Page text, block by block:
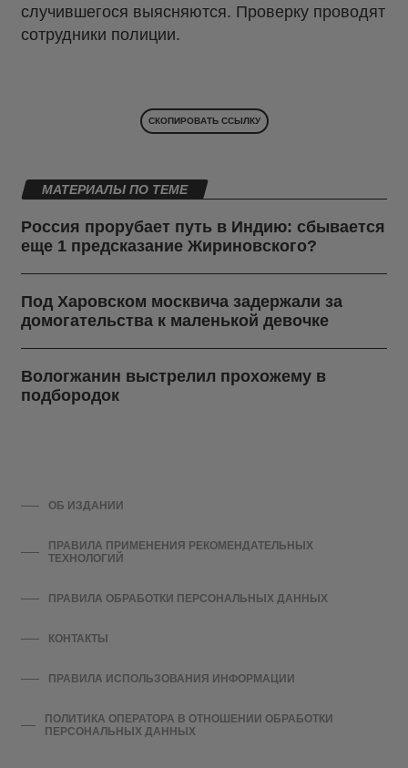
случившегося выясняются. Проверку проводят
сотрудники полиции.
СКОПИРОВАТЬ ССЫЛКУ
МАТЕРИАЛЫ ПО ТЕМЕ
Россия прорубает путь в Индию: сбывается
еще 1 предсказание Жириновского?
Под Харовском москвича задержали за
домогательства к маленькой девочке
Вологжанин выстрелил прохожему в
подбородок
ОБ ИЗДАНИИ
ПРАВИЛА ПРИМЕНЕНИЯ РЕКОМЕНДАТЕЛЬНЫХ
ТЕХНОЛОГИЙ
ПРАВИЛА ОБРАБОТКИ ПЕРСОНАЛЬНЫХ ДАННЫХ
КОНТАКТЫ
ПРАВИЛА ИСПОЛЬЗОВАНИЯ ИНФОРМАЦИИ
ПОЛИТИКА ОПЕРАТОРА В ОТНОШЕНИИ ОБРАБОТКИ
ПЕРСОНАЛЬНЫХ ДАННЫХ